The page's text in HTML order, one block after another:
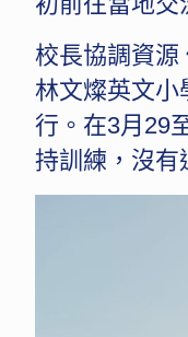
校長協調資源
林文燦英文小
行。在3月29
持訓練，沒有